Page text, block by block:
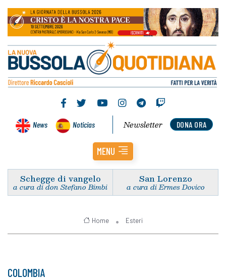
News Noticias DONA ORA
Newsletter
MENU
Schegge di vangelo
a cura di don Stefano Bimbi
San Lorenzo
a cura di Ermes Dovico
Home Esteri
COLOMBIA